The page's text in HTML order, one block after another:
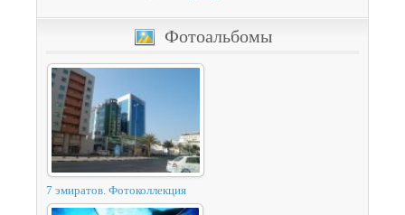
Фотоальбомы
7 эмиратов. Фотоколлекция